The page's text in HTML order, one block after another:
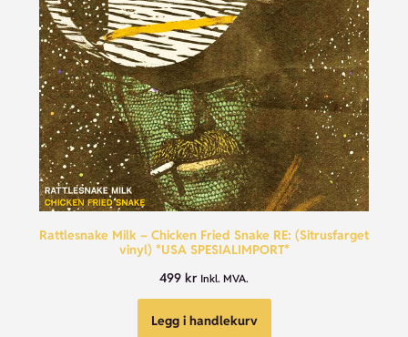
Rattlesnake Milk – Chicken Fried Snake RE: (Sitrusfarget
vinyl) *USA SPESIALIMPORT*
499 kr Inkl. MVA.
Legg i handlekurv